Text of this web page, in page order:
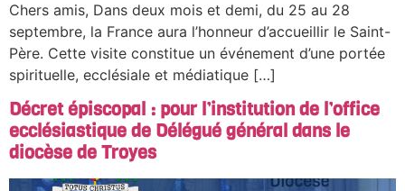
Chers amis, Dans deux mois et demi, du 25 au 28
septembre, la France aura l’honneur d’accueillir le Saint-
Père. Cette visite constitue un événement d’une portée
spirituelle, ecclésiale et médiatique […]
Décret épiscopal : pour l’institution de l’office
ecclésiastique de Délégué général dans le
diocèse de Troyes